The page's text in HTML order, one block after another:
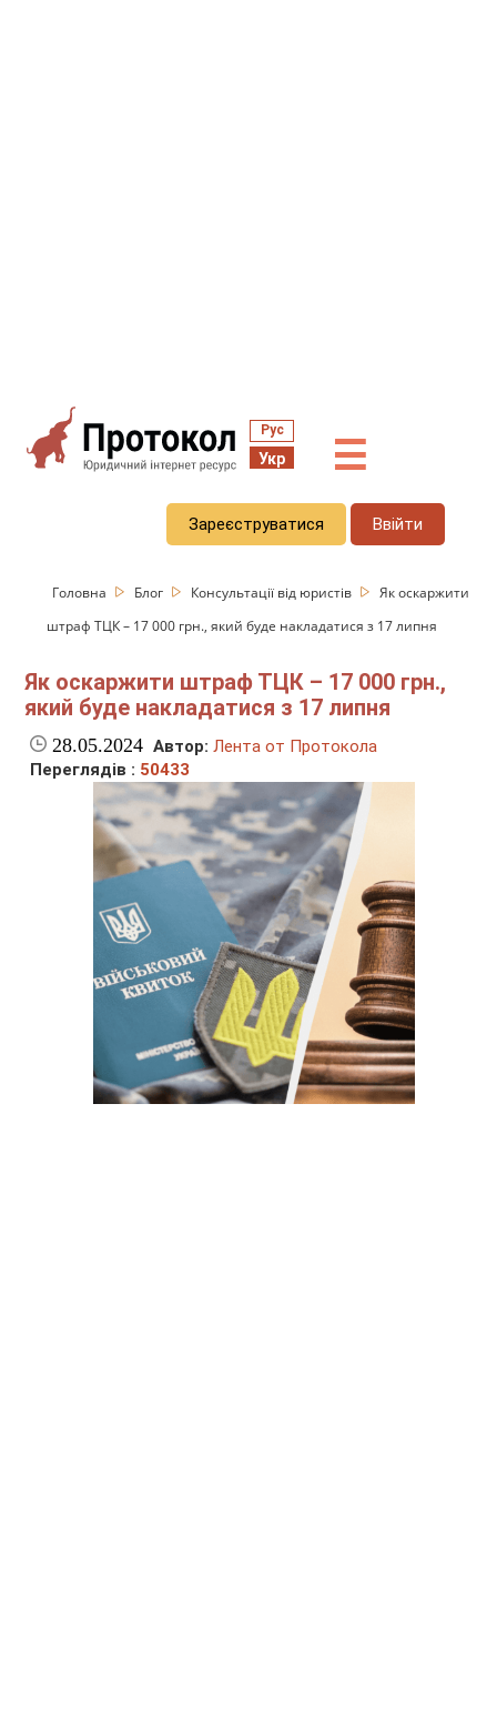
Рус
Укр ☰
Зареєструватися Ввійти
Головна Блог Консультації від юристів
Як оскаржити
штраф ТЦК – 17 000 грн., який буде накладатися з 17 липня
Як оскаржити штраф ТЦК – 17 000 грн.,
який буде накладатися з 17 липня
28.05.2024 Автор: Лента от Протокола
Переглядів : 50433